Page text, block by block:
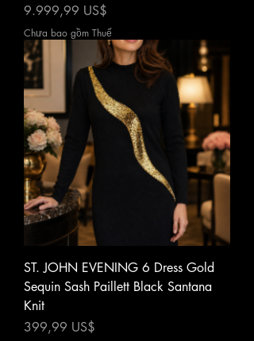
Giá
9.999,99 US$
Chưa bao gồm Thuế
ST. JOHN EVENING 6 Dress Gold
Sequin Sash Paillett Black Santana
Knit
Giá
399,99 US$